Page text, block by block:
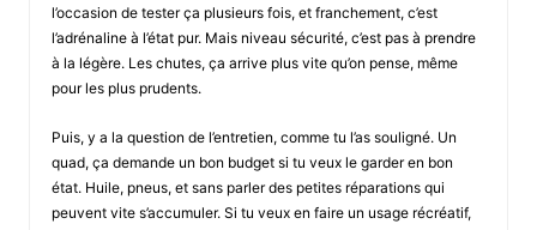
l’occasion de tester ça plusieurs fois, et franchement, c’est
l’adrénaline à l’état pur. Mais niveau sécurité, c’est pas à prendre
à la légère. Les chutes, ça arrive plus vite qu’on pense, même
pour les plus prudents.
Puis, y a la question de l’entretien, comme tu l’as souligné. Un
quad, ça demande un bon budget si tu veux le garder en bon
état. Huile, pneus, et sans parler des petites réparations qui
peuvent vite s’accumuler. Si tu veux en faire un usage récréatif,